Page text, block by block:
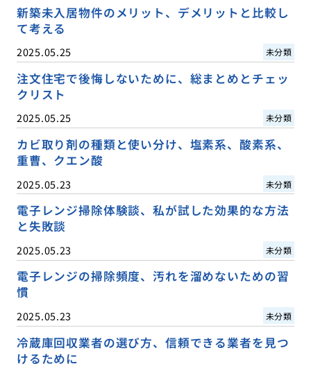
新築未入居物件のメリット、デメリットと比較し
て考える
2025.05.25 未分類
注文住宅で後悔しないために、総まとめとチェッ
クリスト
2025.05.25 未分類
カビ取り剤の種類と使い分け、塩素系、酸素系、
重曹、クエン酸
2025.05.23 未分類
電子レンジ掃除体験談、私が試した効果的な方法
と失敗談
2025.05.23 未分類
電子レンジの掃除頻度、汚れを溜めないための習
慣
2025.05.23 未分類
冷蔵庫回収業者の選び方、信頼できる業者を見つ
けるために